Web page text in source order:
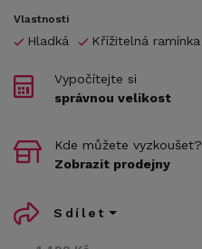
Vlastnosti
Hladká Křížitelná ramínka
Vypočítejte si
správnou velikost
Kde můžete vyzkoušet?
Zobrazit prodejny
Sdílet